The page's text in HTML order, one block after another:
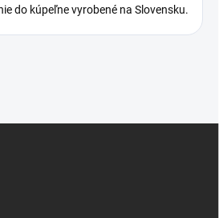
do kúpeľne vyrobené na Slovensku.